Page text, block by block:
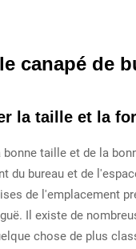
canapé de
la taille et la
bonne taille et de la
du bureau et de
de l'emplacement
Il existe de
chose de plus